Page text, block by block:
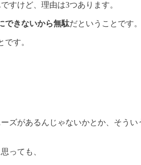
すけど、理由は3つあります。
できないから無駄だということです。
す。
ズがあるんじゃないかとか、そう
っても、